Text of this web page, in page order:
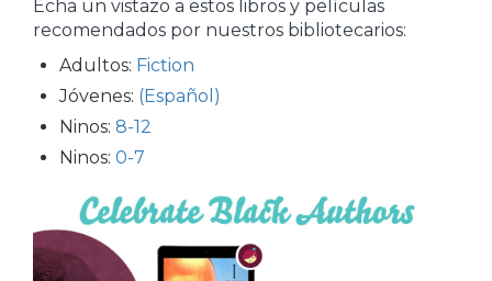
Echa un vistazo a estos libros y películas
recomendados por nuestros bibliotecarios:
Adultos: Fiction
Jóvenes: (Español)
Ninos: 8-12
Ninos: 0-7